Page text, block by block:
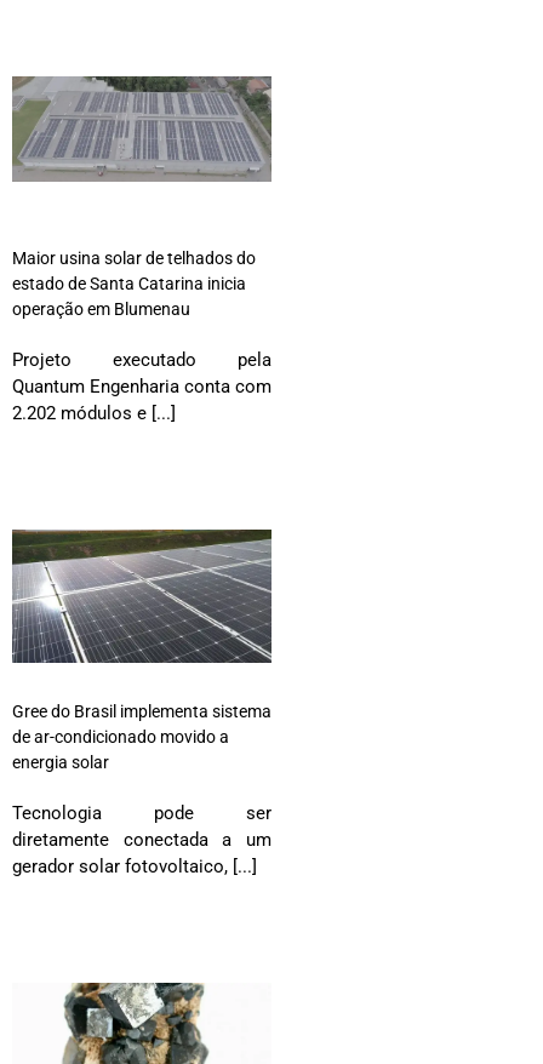
Maior usina solar de telhados do
estado de Santa Catarina inicia
operação em Blumenau
Projeto executado pela
Quantum Engenharia conta com
2.202 módulos e [...]
Gree do Brasil implementa sistema
de ar-condicionado movido a
energia solar
Tecnologia pode ser
diretamente conectada a um
gerador solar fotovoltaico, [...]